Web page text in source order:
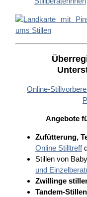
Online-
Angebote
Zufütterung,
Online Stilltreff
Stillen von
und
Zwillinge
Tandem-Stillen